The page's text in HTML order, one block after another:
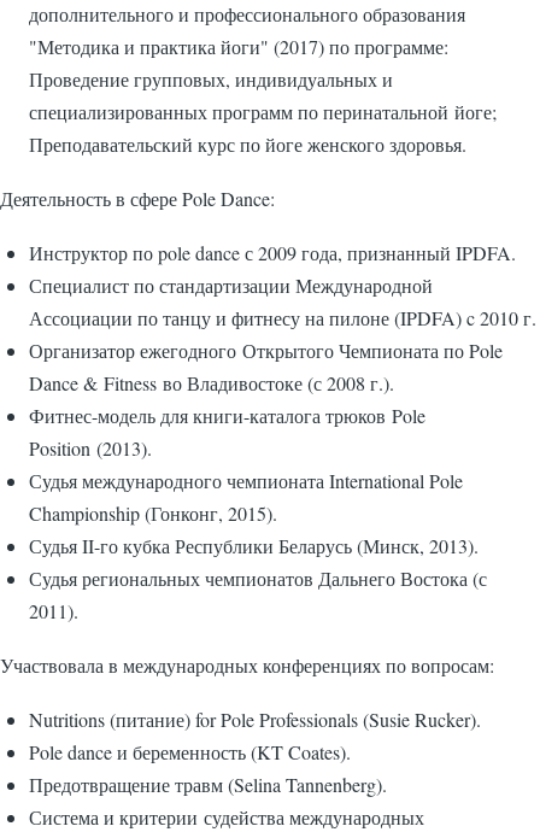
дополнительного и профессионального образования
"Методика и практика йоги" (2017) по программе:
Проведение групповых, индивидуальных и
специализированных программ по перинатальной йоге;
Преподавательский курс по йоге женского здоровья.
Деятельность в сфере Pole Dance:
Инструктор по pole dance с 2009 года, признанный IPDFA.
Специалист по стандартизации Международной
Ассоциации по танцу и фитнесу на пилоне (IPDFA) c 2010 г.
Организатор ежегодного Открытого Чемпионата по Pole
Dance & Fitness во Владивостоке (с 2008 г.).
Фитнес-модель для книги-каталога трюков Pole
Position (2013).
Судья международного чемпионата International Pole
Championship (Гонконг, 2015).
Судья II-го кубка Республики Беларусь (Минск, 2013).​
Судья региональных чемпионатов Дальнего Востока (с
2011).
Участвовала в международных конференциях по вопросам:
​Nutritions (питание) for Pole Professionals (Susie Rucker).
Pole dance и беременность (KT Coates).
Предотвращение травм (Selina Tannenberg).
Система и критерии судейства международных